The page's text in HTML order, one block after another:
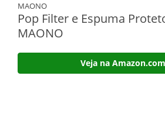
MAONO
Pop Filter e Espuma
MAONO
Veja na